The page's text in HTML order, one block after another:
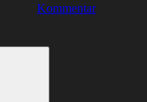
Kommentar